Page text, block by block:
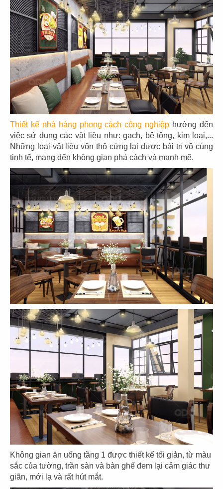
Thiết kế nhà hàng phong cách công nghiệp hướng đến
việc sử dụng các vật liệu như: gạch, bê tông, kim loại,...
Những loại vật liệu vốn thô cứng lại được bài trí vô cùng
tinh tế, mang đến không gian phá cách và mạnh mẽ.
Không gian ăn uống tầng 1 được thiết kế tối giản, từ màu
sắc của tường, trần sàn và bàn ghế đem lại cảm giác thư
giãn, mới lạ và rất hút mắt.
THIẾT KẾ THI CÔNG NHÀ HÀNG
INDUSTRIAL COIN
Chủ đầu tư: Nhà hàng Coin
Diện tích: 165 m2
Địa điểm: 290/13B Nam Kỳ Khởi Nghĩa, Quận 3
CHI TIẾT
THIẾT KẾ NHÀ HÀNG Ý CHEF
MAMMA'S
Chủ đầu tư: DNTN Thu Thuỳ
Diện tích: 200m2
Địa điểm: A43 Trường Sơn, P.4, Q. Tân Bình,
TP.HCM
CHI TIẾT
03 04 05 06